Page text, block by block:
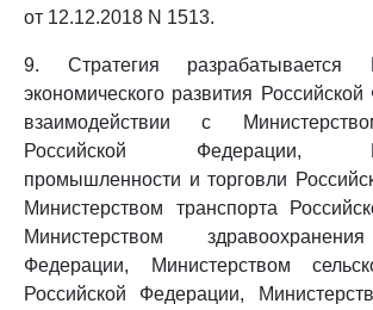
от 12.12.2018 N 1513.
9. Стратегия разрабатывается
экономического развития
взаимодействии с
Российской Федерации,
промышленности и торговли
Министерством транспорта
Министерством
Федерации, Министерством
Российской Федерации,